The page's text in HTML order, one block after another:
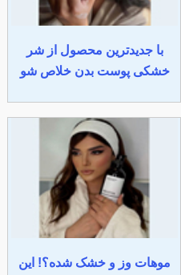
با جدیدترین محصول از شر
خشکی پوست بدن خلاص شو
موهات وز و خشک شده؟! این